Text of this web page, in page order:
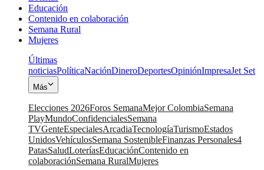
Educación
Contenido en colaboración
Semana Rural
Mujeres
Últimas
noticiasPolíticaNaciónDineroDeportesOpiniónImpresaJet Set
Más
Elecciones 2026Foros SemanaMejor ColombiaSemana
PlayMundoConfidencialesSemana
TVGenteEspecialesArcadiaTecnologíaTurismoEstados
UnidosVehículosSemana SostenibleFinanzas Personales4
PatasSaludLoteríasEducaciónContenido en
colaboraciónSemana RuralMujeres